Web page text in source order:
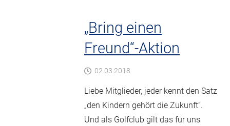
„Bring einen
Freund“-Aktion
02.03.2018
Liebe Mitglieder, jeder kennt den Satz
„den Kindern gehört die Zukunft“.
Und als Golfclub gilt das für uns